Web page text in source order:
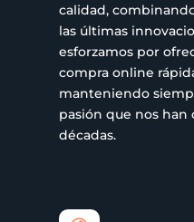
calidad,
las últimas
esforzamos por
compra online
manteniendo
pasión que nos han
décadas.